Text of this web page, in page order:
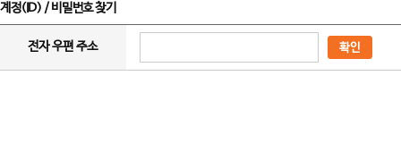
계정(ID) / 비밀번호 찾기
전자 우편 주소 확인